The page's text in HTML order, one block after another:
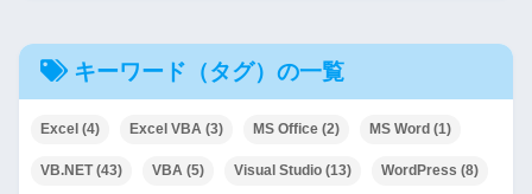
キーワード（タグ）の一覧
Excel (4) Excel VBA (3) MS Office (2) MS Word (1)
VB.NET(43) VBA (5) Visual Studio (13) WordPress (8)